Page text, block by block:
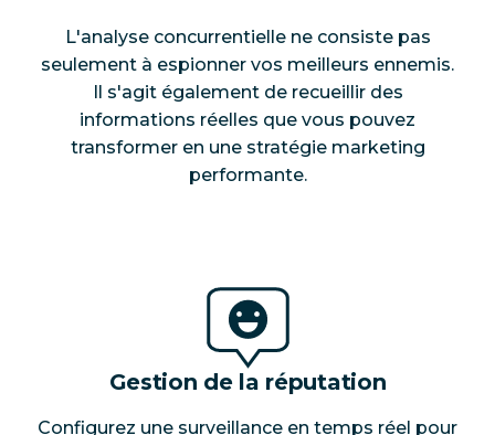
L'analyse concurrentielle ne consiste pas
seulement à espionner vos meilleurs ennemis.
Il s'agit également de recueillir des
informations réelles que vous pouvez
transformer en une stratégie marketing
performante.
Gestion de la réputation
Configurez une surveillance en temps réel pour